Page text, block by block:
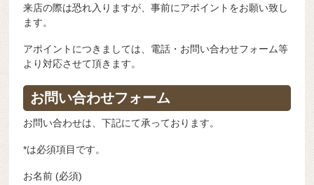
来店の際は恐れ入りますが、事前にアポイントをお願い致し
ます。
アポイントにつきましては、電話・お問い合わせフォーム等
より対応させて頂きます。
お問い合わせフォーム
お問い合わせは、下記にて承っております。
*は必須項目です。
お名前 (必須)